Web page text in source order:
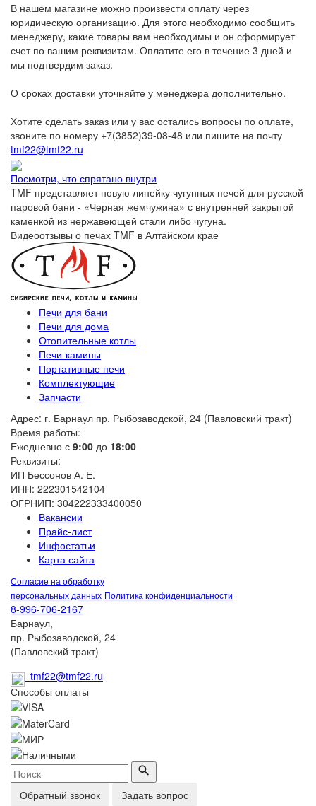
В нашем магазине можно произвести оплату через
юридическую организацию. Для этого необходимо сообщить
менеджеру, какие товары вам необходимы и он сформирует
счет по вашим реквизитам. Оплатите его в течение 3 дней и
мы подтвердим заказ.
О сроках доставки уточняйте у менеджера дополнительно.
Хотите сделать заказ или у вас остались вопросы по оплате,
звоните по номеру +7(3852)39-08-48 или пишите на почту
tmf22@tmf22.ru
Посмотри, что спрятано внутри
TMF представляет новую линейку чугунных печей для русской
паровой бани - «Черная жемчужина» с внутренней закрытой
каменкой из нержавеющей стали либо чугуна.
Видеоотзывы о печах TMF в Алтайском крае
Печи для бани
Печи для дома
Отопительные котлы
Печи-камины
Портативные печи
Комплектующие
Запчасти
Адрес: г. Барнаул пр. Рыбозаводской, 24 (Павловский тракт)
Время работы:
Ежедневно с 9:00 до 18:00
Реквизиты:
ИП Бессонов А. Е.
ИНН: 222301542104
ОГРНИП: 304222333400050
Вакансии
Прайс-лист
Инфостатьи
Карта сайта
Согласие на обработку
персональных данных Политика конфиденциальности
8-996-706-2167
Барнаул,
пр. Рыбозаводской, 24
(Павловский тракт)
tmf22@tmf22.ru
Способы оплаты
Обратный звонок
Задать вопрос